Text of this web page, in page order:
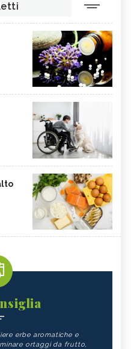
erbe aromatiche e
ortaggi da frutto,